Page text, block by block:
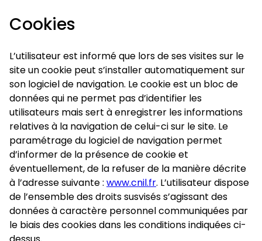
Cookies
L’utilisateur est informé que lors de ses visites sur le
site un cookie peut s’installer automatiquement sur
son logiciel de navigation. Le cookie est un bloc de
données qui ne permet pas d’identifier les
utilisateurs mais sert à enregistrer les informations
relatives à la navigation de celui-ci sur le site. Le
paramétrage du logiciel de navigation permet
d’informer de la présence de cookie et
éventuellement, de la refuser de la manière décrite
à l’adresse suivante : www.cnil.fr. L’utilisateur dispose
de l’ensemble des droits susvisés s’agissant des
données à caractère personnel communiquées par
le biais des cookies dans les conditions indiquées ci-